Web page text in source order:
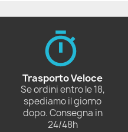
Trasporto Veloce
Se ordini entro le 18,
spediamo il giorno
dopo. Consegna in
24/48h